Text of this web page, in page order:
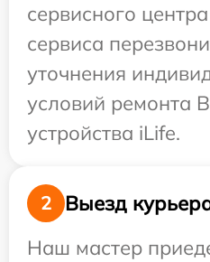
сервисного
сервиса
уточнения
условий ремонта
устройства iLife.
2
Выезд
Наш мастер